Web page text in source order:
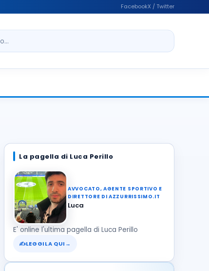
FacebookX / Twitter
La pagella di Luca Perillo
AVVOCATO, AGENTE SPORTIVO E
DIRETTORE DI AZZURRISSIMO.IT
Luca
E' online l'ultima pagella di Luca Perillo
✍LEGGILA QUI →